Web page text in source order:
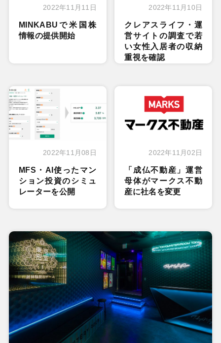
2022年11月11日
MINKABUで米国株
情報の提供開始
2022年11月10日
クレアスライフ・運
営サイトの調査で若
い女性入居者の収納
重視を確認
2022年11月08日
MFS・AI使ったマン
ション投資のシミュ
レーターを公開
2022年11月02日
「成仏不動産」運営
母体がマークス不動
産に社名を変更